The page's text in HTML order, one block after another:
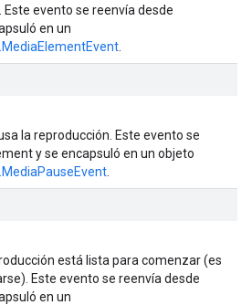
evento se reenvía desde
en un
la reproducción. Este evento se
y se encapsuló en un objeto
está lista para comenzar (es
Este evento se reenvía desde
en un